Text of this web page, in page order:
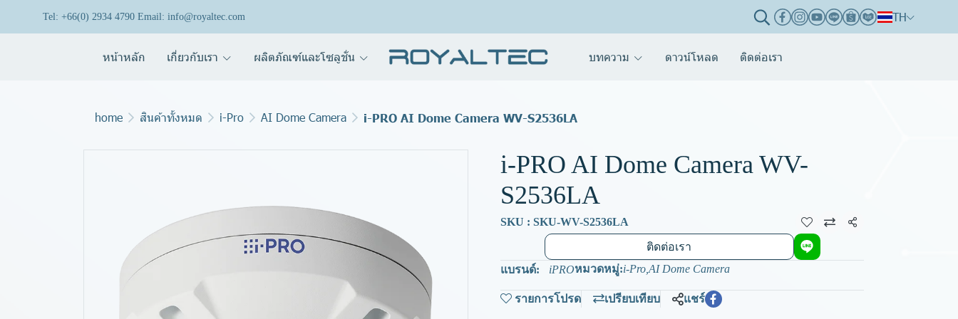
Tel: +66(0) 2934 4790 Email: info@royaltec.com TH
หน้าหลัก เกี่ยวกับเรา ผลิตภัณฑ์และโซลูชั่น บทความ ดาวน์โหลด ติดต่อเรา
home สินค้าทั้งหมด i-Pro AI Dome Camera i-PRO AI Dome Camera WV-S2536LA
i-PRO AI Dome Camera WV-
S2536LA
SKU : SKU-WV-S2536LA
แชร์
ติดต่อเรา
แบรนด์:
iPROหมวดหมู่:i-Pro AI Dome Camera
รายการโปรด เปรียบเทียบ แชร์